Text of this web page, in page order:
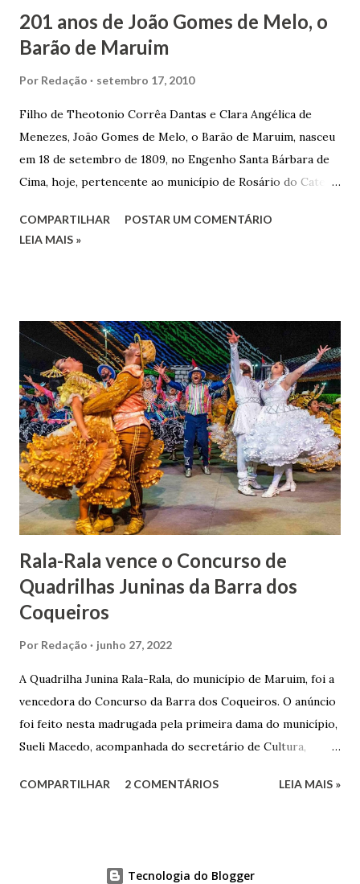
201 anos de João Gomes de Melo, o
Barão de Maruim
Por Redação setembro 17, 2010
Filho de Theotonio Corrêa Dantas e Clara Angélica de
Menezes, João Gomes de Melo, o Barão de Maruim, nasceu
em 18 de setembro de 1809, no Engenho Santa Bárbara de
Cima, hoje, pertencente ao município de Rosário do Catete.
José de Faro Leitão, porém o casamento acabou com o
indiciamento para apropriar-se da volumosa herança. Em
1862, transferiu-se para o Rio de Janeiro e casou-se com
uma irmã do Visconde de Uruguai. O Barão de Maruim
apresentou uma grande dedicação à atividade agrícola, que
lhe proporcionou uma grande reserva financeira. João
Gomes de Melo mandou construir a Igreja Matriz de Nosso
Senhor Bom Jesus dos Passos, que foi inaugurada em 1862 e
doada ao vigário Pe. José Joaquim de Vasconcelos. A Igreja
Matriz...
COMPARTILHAR
POSTAR UM COMENTÁRIO
LEIA MAIS »
Rala-Rala vence o Concurso de
Quadrilhas Juninas da Barra dos
Coqueiros
Por Redação junho 27, 2022
A Quadrilha Junina Rala-Rala, do município de Maruim, foi a
vencedora do Concurso da Barra dos Coqueiros. O anúncio
foi feito nesta madrugada pela primeira dama do município,
Sueli Macedo, acompanhada do secretário de Cultura,
Roberto Fernandes dos Santos Júnior, e na presença dos
COMPARTILHAR 2 COMENTÁRIOS LEIA MAIS »
Tecnologia do Blogger